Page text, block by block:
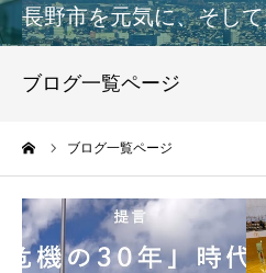
長野市を元気に、そし
ブログ一覧ページ
ブログ一覧ページ
長野市百景